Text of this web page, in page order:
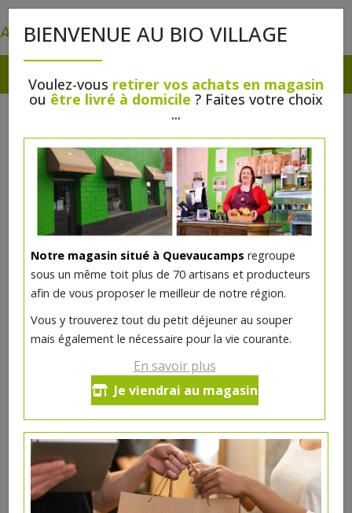
BIENVENUE AU BIO VILLAGE
Voulez-vous retirer vos achats en magasin
ou être livré à domicile ? Faites votre choix
...
Notre magasin situé à Quevaucamps regroupe
sous un même toit plus de 70 artisans et producteurs
afin de vous proposer le meilleur de notre région.
Vous y trouverez tout du petit déjeuner au souper
mais également le nécessaire pour la vie courante.
En savoir plus
Je viendrai au magasin
Confiture Orange douce bio
370g JOY
- 1 pc
5.25
Réception souhaitée le